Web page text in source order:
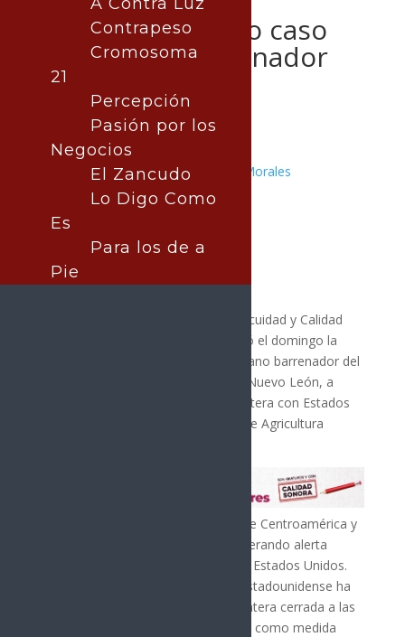
Confirman nuevo caso
de gusano barrenador
en Nuevo León
Publicado por:Juan Antonio Pérez Morales
|Nota Principal
22 septiembre, 2025
El Servicio Nacional de Sanidad, Inocuidad y Calidad
Agroalimentaria (Senasica) confirmó el domingo la
detección de un nuevo caso de gusano barrenador del
Nuevo Mundo en Sabinas Hidalgo, Nuevo León, a
menos de 113 kilómetros de la frontera con Estados
Unidos, informó el Departamento de Agricultura
Este insecto se ha desplazado desde Centroamérica y
el sur de México hacia el norte, generando alerta
máxima en la industria ganadera de Estados Unidos.
Desde mayo pasado, el gobierno estadounidense ha
mantenido la mayor parte de la frontera cerrada a las
importaciones de ganado mexicano como medida
Contrapeso
Cromosoma
21
Percepción
Pasión por los
Negocios
El Zancudo
Lo Digo Como
Es
Para los de a
Pie